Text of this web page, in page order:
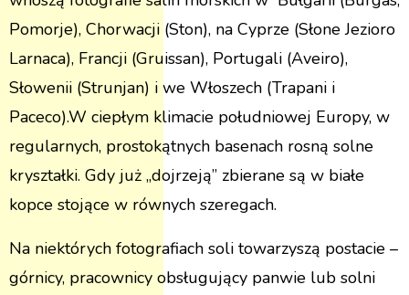
Pomorje), Chorwacji (Ston), na Cyprze (Słone Jezioro
Larnaca), Francji (Gruissan), Portugali (Aveiro),
Słowenii (Strunjan) i we Włoszech (Trapani i
Paceco).W ciepłym klimacie południowej Europy, w
regularnych, prostokątnych basenach rosną solne
kryształki. Gdy już „dojrzeją” zbierane są w białe
kopce stojące w równych szeregach.
Na niektórych fotografiach soli towarzyszą postacie –
górnicy, pracownicy obsługujący panwie lub solni